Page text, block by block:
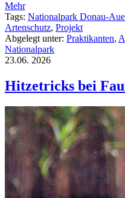
Mehr
Tags: Nationalpark Donau-
Artenschutz, Projekt
Abgelegt unter: Praktikanten,
Nationalpark
23.06. 2026
Hitzetricks bei